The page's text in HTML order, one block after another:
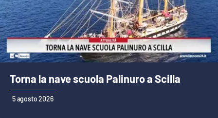
Torna la nave scuola Palinuro a Scilla
5 agosto 2026